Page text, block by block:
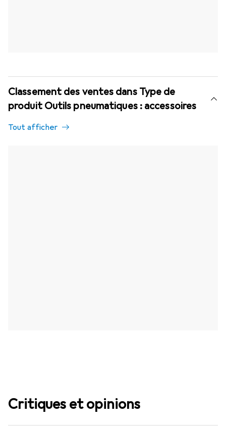
Classement des ventes dans Type de
produit Outils pneumatiques : accessoires
Tout afficher
Critiques et opinions